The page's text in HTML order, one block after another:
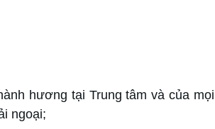
hương tại Trung tâm và của mọi
ngoại;